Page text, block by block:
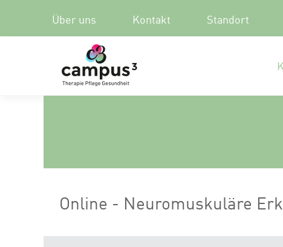
Über uns Kontakt Standort
Online - Neuromuskuläre